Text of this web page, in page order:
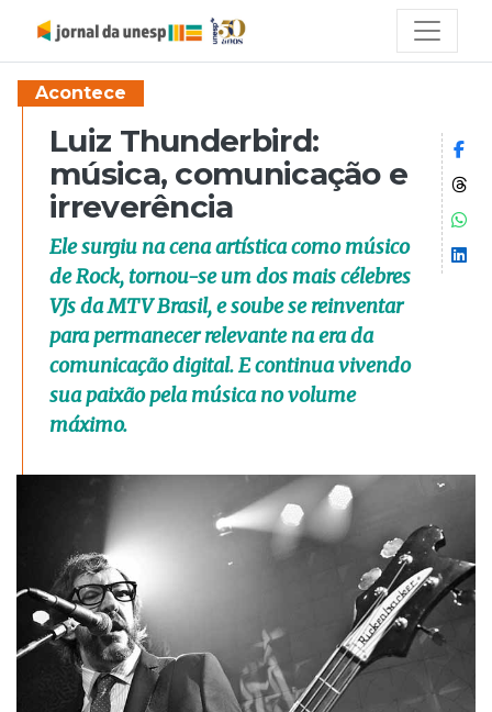
Acontece
Luiz Thunderbird:
música, comunicação e
irreverência
Ele surgiu na cena artística como músico
de Rock, tornou-se um dos mais célebres
VJs da MTV Brasil, e soube se reinventar
para permanecer relevante na era da
comunicação digital. E continua vivendo
sua paixão pela música no volume
máximo.